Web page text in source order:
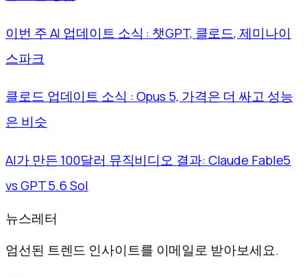
이번 주 AI 업데이트 소식 : 챗GPT, 클로드, 제미나이
스파크
클로드 업데이트 소식 : Opus 5, 가격은 더 싸고 성능
은 비슷
AI가 만든 100달러 뮤직비디오 결과: Claude Fable5
vs GPT 5.6 Sol
뉴스레터
엄선된 트렌드 인사이트를 이메일로 받아보세요.